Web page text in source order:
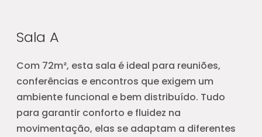
Sala A
Com 72m², esta sala é ideal para reuniões,
conferências e encontros que exigem um
ambiente funcional e bem distribuído. Tudo
para garantir conforto e fluidez na
movimentação, elas se adaptam a diferentes